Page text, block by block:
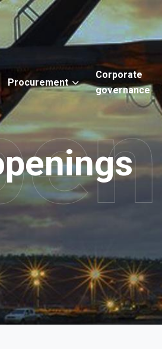
Procurement
Corporate
governance